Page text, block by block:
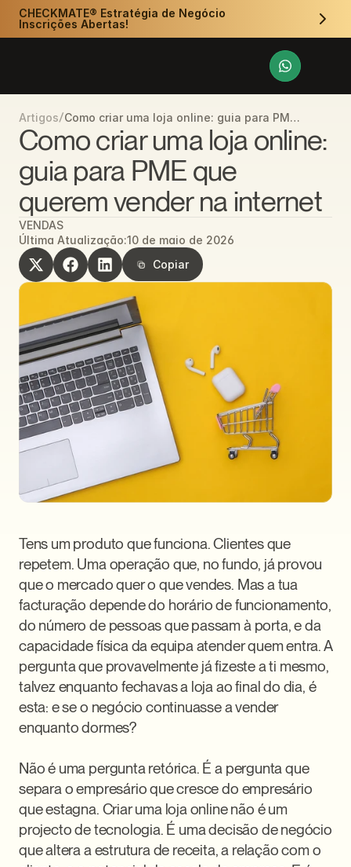
Artigos/Como criar uma loja online: guia para PME
que querem vender na internet
Como criar uma loja online:
guia para PME que
querem vender na internet
VENDAS
Última Atualização:10 de maio de 2026
Copiar
Copiar
Tens um produto que funciona. Clientes que
repetem. Uma operação que, no fundo, já provou
que o mercado quer o que vendes. Mas a tua
facturação depende do horário de funcionamento,
do número de pessoas que passam à porta, e da
capacidade física da equipa atender quem entra. A
pergunta que provavelmente já fizeste a ti mesmo,
talvez enquanto fechavas a loja ao final do dia, é
esta: e se o negócio continuasse a vender
enquanto dormes?
Não é uma pergunta retórica. É a pergunta que
separa o empresário que cresce do empresário
que estagna. Criar uma loja online não é um
projecto de tecnologia. É uma decisão de negócio
que altera a estrutura de receita, a relação com o
CHECKMATE® Estratégia de Negócio
Inscrições Abertas!